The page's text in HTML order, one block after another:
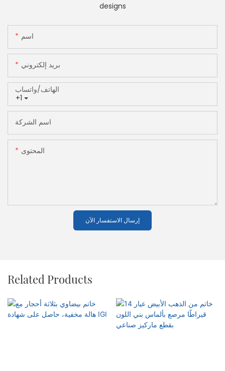
designs
اسم
بريد إلكتروني
+1
الهاتف/واتساب
اسم الشركة
المحتوى
إرسال الاستفسار الآن
Related Products